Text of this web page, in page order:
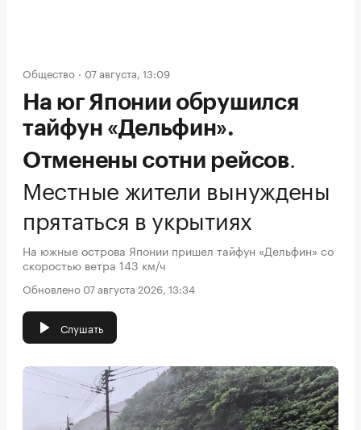
Общество 07 августа, 13:09
На юг Японии обрушился
тайфун «Дельфин».
Отменены сотни рейсов.
Местные жители вынуждены
прятаться в укрытиях
На южные острова Японии пришел тайфун «Дельфин» со
скоростью ветра 143 км/ч
Обновлено 07 августа 2026, 13:34
Слушать